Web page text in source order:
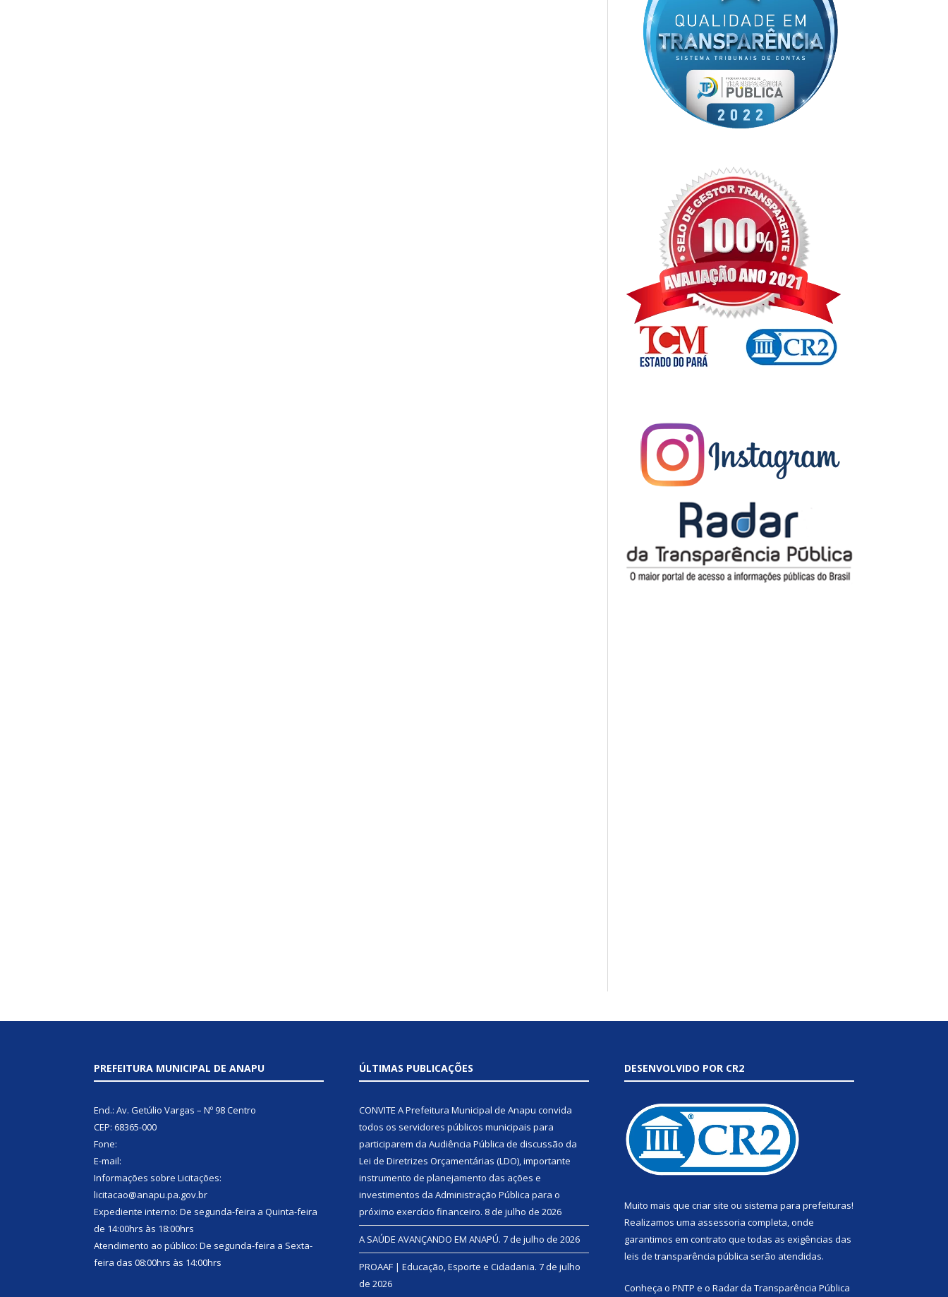
PREFEITURA MUNICIPAL DE ANAPU
End.: Av. Getúlio Vargas – Nº 98 Centro
CEP: 68365-000
Fone:
E-mail:
Informações sobre Licitações:
licitacao@anapu.pa.gov.br
Expediente interno: De segunda-feira a Quinta-feira
de 14:00hrs às 18:00hrs
Atendimento ao público: De segunda-feira a Sexta-
feira das 08:00hrs às 14:00hrs
ÚLTIMAS PUBLICAÇÕES
CONVITE A Prefeitura Municipal de Anapu convida
todos os servidores públicos municipais para
participarem da Audiência Pública de discussão da
Lei de Diretrizes Orçamentárias (LDO), importante
instrumento de planejamento das ações e
investimentos da Administração Pública para o
próximo exercício financeiro. 8 de julho de 2026
A SAÚDE AVANÇANDO EM ANAPÚ. 7 de julho de 2026
PROAAF | Educação, Esporte e Cidadania. 7 de julho
de 2026
DESENVOLVIDO POR CR2
Muito mais que criar site ou sistema para prefeituras!
Realizamos uma assessoria completa, onde
garantimos em contrato que todas as exigências das
leis de transparência pública serão atendidas.
Conheça o PNTP e o Radar da Transparência Pública